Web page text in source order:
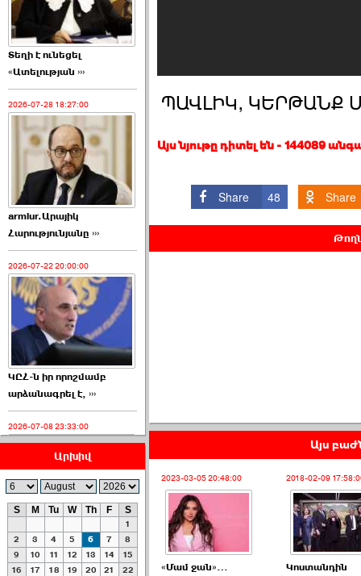
Տեղի է ունեցել
«Ատելության ›››
2026-07-28 18:27:00
armlur.Արայիկ
Հարությունյանը ›››
2026-07-22 20:00:00
ԿԸՀ-ն իր որոշմամբ
արձանագրել է, ›››
2026-07-08 23:33:00
ՀԱՅԱՊԱՀՊԱՆՈՒԹԻՒՆ՝
ՀԱՒԱՏՔԻ ԵՒ
ԿՐԹՈՒԹԵԱՆ
Արխիվ
S M Tu W Th F S
1
2
3 4 5 6 7
8
9
10 11 12 13 14
15
16
17 18 19 20 21
22
ՊԱՎԼԻԿ, ԿԵՐԹԱՆՔ
Այս նյութը դիտել են - 144089
Share 48 Share
Այս
2023-03-05 20:48:00
«Մամ ջան»…
2018-02-09
Կոստանդին